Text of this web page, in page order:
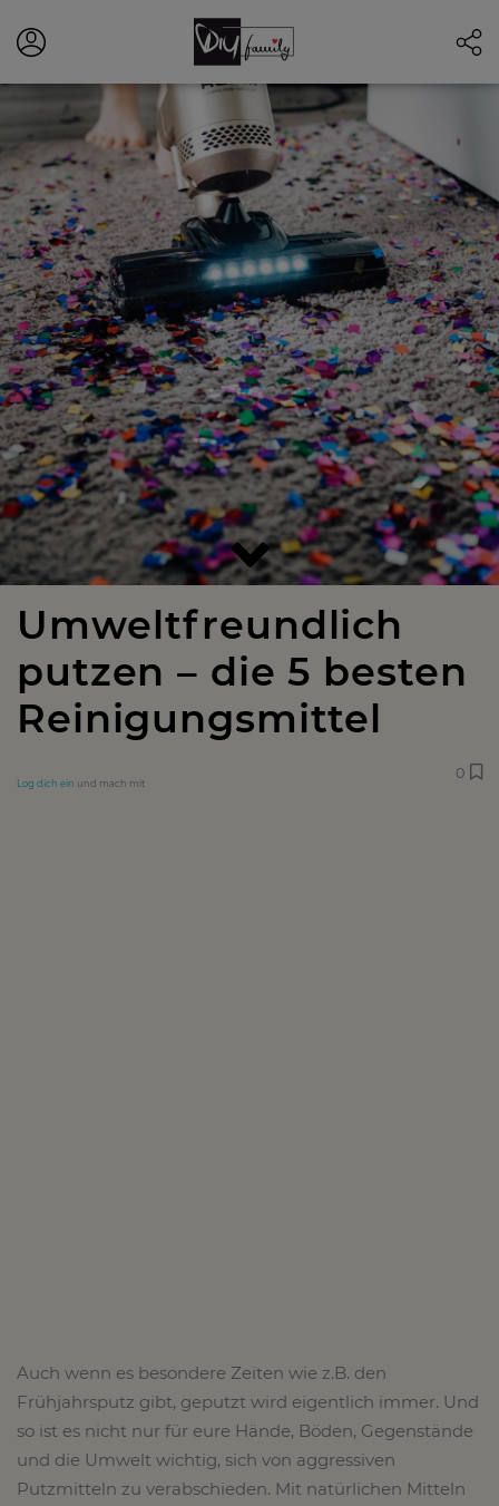
Umweltfreundlich
putzen – die 5 besten
Reinigungsmittel
Log dich ein und mach mit
0
Auch wenn es besondere Zeiten wie z.B. den
Frühjahrsputz gibt, geputzt wird eigentlich immer. Und
so ist es nicht nur für eure Hände, Böden, Gegenstände
und die Umwelt wichtig, sich von aggressiven
Putzmitteln zu verabschieden. Mit natürlichen Mitteln